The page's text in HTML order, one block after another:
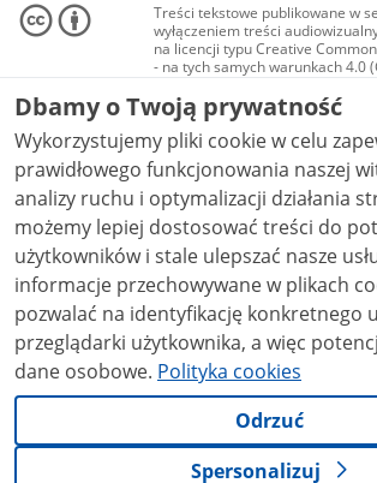
Treści tekstowe publikowane w
wyłączeniem treści
na licencji typu Creative
- na tych samych warunkach 4.0
Materiały audiowizualne, w tym
audio i wideo, są udostępniane
Creative Commons: uznanie
niekomercyjne - bez utworów
NC-ND 4.0), o ile nie jest to
Dbamy o Twoją prywatność
Wykorzystujemy pliki cookie w celu
prawidłowego funkcjonowania naszej
analizy ruchu i optymalizacji działania strony.
możemy lepiej dostosować treści do
użytkowników i stale ulepszać nasze usługi.
informacje przechowywane w plikach
pozwalać na identyfikację konkretnego
przeglądarki użytkownika, a więc
dane osobowe. Polityka cookies
Odrzuć
Spersonalizuj